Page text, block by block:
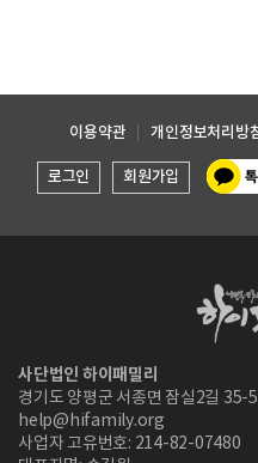
이용약관 개인정보처리방
로그인 회원가입
사단법인 하이패밀리
경기도 양평군 서종면 잠실2길 35-
help@hifamily.org
사업자 고유번호: 214-82-07480